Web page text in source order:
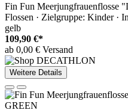
Fin Fun
Flossen · Zielgruppe: Kinder ·
gelb
109,90 €*
ab 0,00 € Versand
Weitere Details